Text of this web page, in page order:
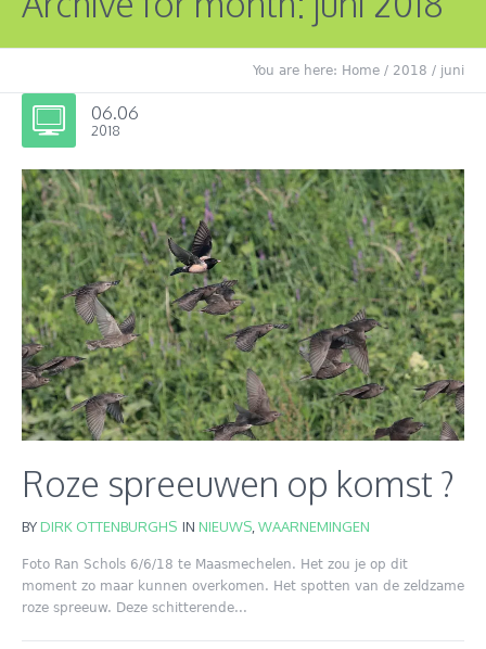
You are here: Home / 2018 / juni
06.06
2018
Roze spreeuwen op komst ?
BYDIRK OTTENBURGHS IN NIEUWS,WAARNEMINGEN
Foto Ran Schols 6/6/18 te Maasmechelen. Het zou je op dit
moment zo maar kunnen overkomen. Het spotten van de zeldzame
roze spreeuw. Deze schitterende...